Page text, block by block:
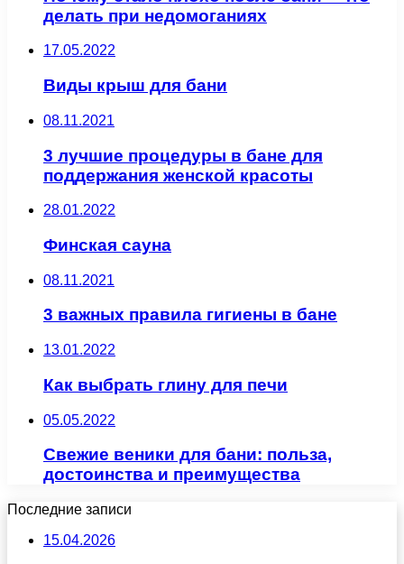
делать при недомоганиях
17.05.2022
Виды крыш для бани
08.11.2021
3 лучшие процедуры в бане для
поддержания женской красоты
28.01.2022
Финская сауна
08.11.2021
3 важных правила гигиены в бане
13.01.2022
Как выбрать глину для печи
05.05.2022
Свежие веники для бани: польза,
достоинства и преимущества
Последние записи
15.04.2026